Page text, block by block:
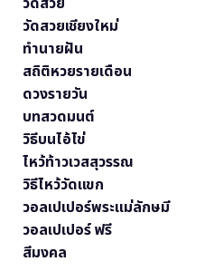
วัดสวยเชียงใหม่
ทำนายฝัน
สถิติหวยรายเดือน
ดวงรายวัน
บทสวดมนต์
วิธีบนไอ้ไข่
ไหว้ท้าวเวสสุวรรณ
วิธีไหว้วัดแขก
วอลเปเปอร์พระแม่ลักษมี
วอลเปเปอร์ ฟรี
สีมงคล